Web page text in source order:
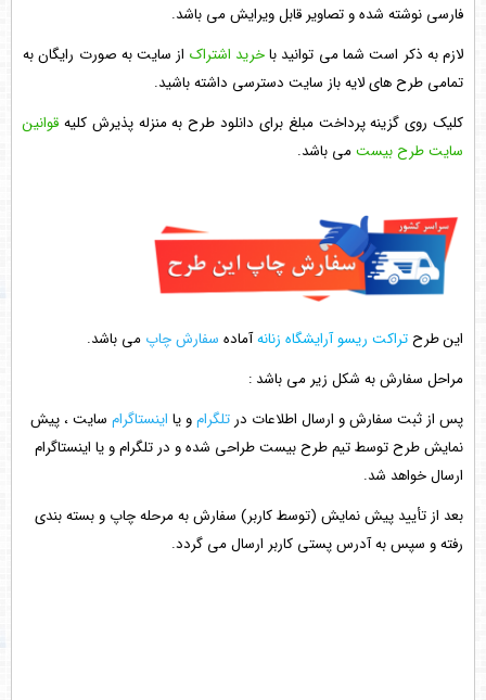
فارسی نوشته شده و تصاویر قابل ویرایش می باشد.
لازم به ذکر است شما می توانید باخرید اشتراک از سایت به صورت رایگان به
تمامی طرح های لایه باز سایت دسترسی داشته باشید.
کلیک روی گزینه پرداخت مبلغ برای دانلود طرح به منزله پذیرش کلیه قوانین
سایت طرح بیستمی باشد.
این طرحتراکت ریسو آرایشگاه زنانهآماده سفارش چاپ می باشد.
مراحل سفارش به شکل زیر می باشد :
پس از ثبت سفارش و ارسال اطلاعات درتلگرامو یا اینستاگرام سایت ، پیش
نمایش طرح توسط تیم طرح بیست طراحی شده و در تلگرام و یا اینستاگرام
ارسال خواهد شد.
بعد از تأیید پیش نمایش (توسط کاربر) سفارش به مرحله چاپ و بسته بندی
رفته و سپس به آدرس پستی کاربر ارسال می گردد.